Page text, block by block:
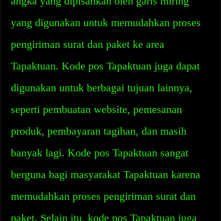
yang digunakan untuk memudahkan proses
pengiriman surat dan paket ke area
Tapaktuan. Kode pos Tapaktuan juga dapat
digunakan untuk berbagai tujuan lainnya,
seperti pembuatan website, pemesanan
produk, pembayaran tagihan, dan masih
banyak lagi. Kode pos Tapaktuan sangat
berguna bagi masyarakat Tapaktuan karena
memudahkan proses pengiriman surat dan
paket. Selain itu, kode pos Tapaktuan juga